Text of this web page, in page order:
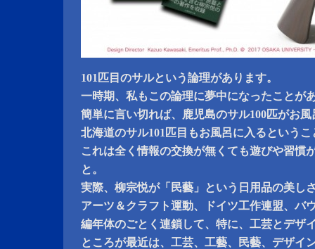
101匹目のサルという論理があります。
一時期、私もこの論理に夢中になったことが
簡単に言い切れば、鹿児島のサル100匹がお
北海道のサル101匹目もお風呂に入るというこ
これは全く情報の交換が無くても遊びや習慣
と。
実際、柳宗悦が「民藝」という日用品の美し
アーツ＆クラフト運動、ドイツ工作連盟、バ
編年体のごとく連鎖して、特に、工芸とデザ
ところが最近は、工芸、工藝、民藝、デザイ